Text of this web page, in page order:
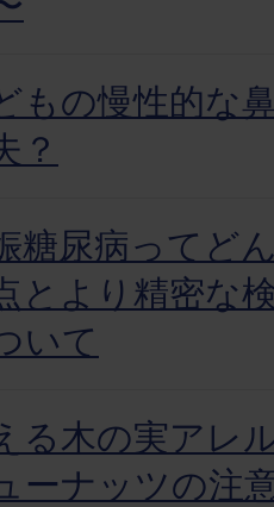
もの慢性的な
？
糖尿病ってど
とより精密な
いて
る木の実アレ
ーナッツの注